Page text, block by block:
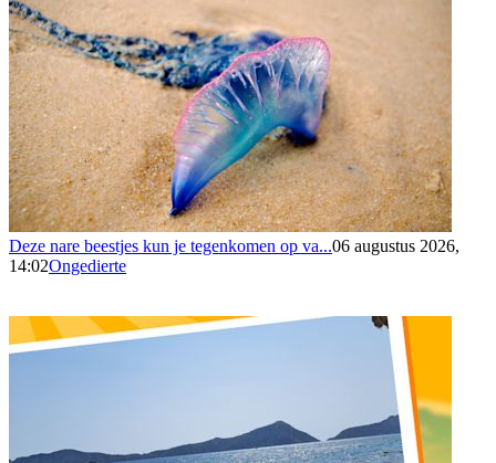
Deze nare beestjes kun je tegenkomen op va...06 augustus 2026,
14:02Ongedierte